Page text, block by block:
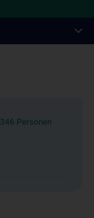
346 Personen